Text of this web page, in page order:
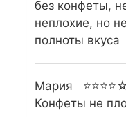
без конфеты,
неплохие, но
полноты вкуса
Мария
Конфеты не